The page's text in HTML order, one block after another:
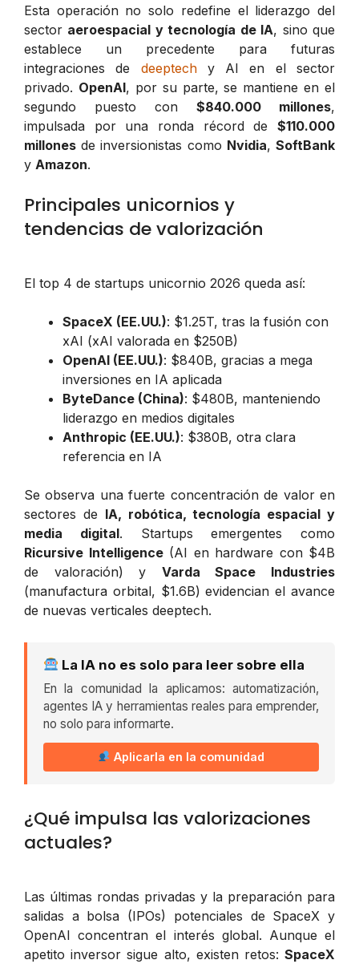
Esta operación no solo redefine el liderazgo del
sector aeroespacial y tecnología de IA, sino que
establece un precedente para futuras
integraciones de deeptechy AI en el sector
privado. OpenAI, por su parte, se mantiene en el
segundo puesto con $840.000 millones,
impulsada por una ronda récord de $110.000
millones de inversionistas como Nvidia,SoftBank
y Amazon.
Principales unicornios y
tendencias de valorización
El top 4 de startups unicornio 2026 queda así:
SpaceX (EE.UU.): $1.25T, tras la fusión con
xAI (xAI valorada en $250B)
OpenAI (EE.UU.): $840B, gracias a mega
inversiones en IA aplicada
ByteDance (China): $480B, manteniendo
liderazgo en medios digitales
Anthropic (EE.UU.): $380B, otra clara
referencia en IA
Se observa una fuerte concentración de valor en
sectores de IA, robótica, tecnología espacial y
media digital. Startups emergentes como
Ricursive Intelligence(AI en hardware con $4B
de valoración) y Varda Space Industries
(manufactura orbital, $1.6B) evidencian el avance
de nuevas verticales deeptech.
La IA no es solo para leer sobre ella
En la comunidad la aplicamos: automatización,
agentes IA y herramientas reales para emprender,
no solo para informarte.
Aplicarla en la comunidad
¿Qué impulsa las valorizaciones
actuales?
Las últimas rondas privadas y la preparación para
salidas a bolsa (IPOs) potenciales de SpaceX y
OpenAI concentran el interés global. Aunque el
apetito inversor sigue alto, existen retos: SpaceX